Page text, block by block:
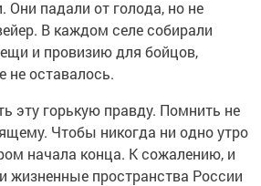
Они падали от голода, но не
В каждом селе собирали
и провизию для бойцов,
не оставалось.
эту горькую правду. Помнить не
Чтобы никогда ни одно утро
начала конца. К сожалению, и
жизненные пространства России